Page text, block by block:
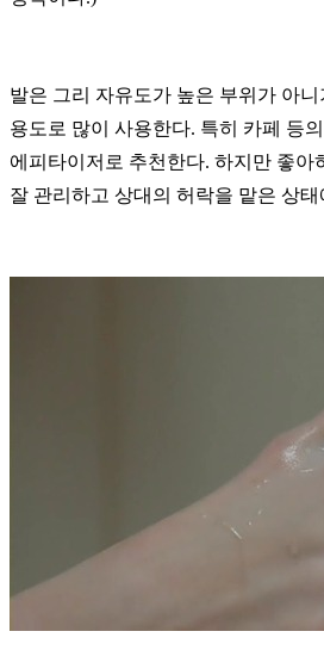
발은 그리 자유도가 높은 부위가 아니
용도로 많이 사용한다. 특히 카페 등의
에피타이저로 추천한다. 하지만 좋아
잘 관리하고 상대의 허락을 맡은 상태